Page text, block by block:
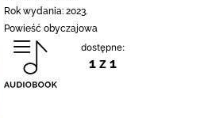
Rok wydania: 2023.
Powieść obyczajowa
dostępne:
1 z 1